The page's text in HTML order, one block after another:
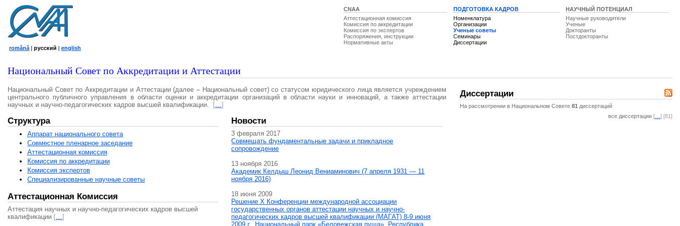
CNAA
Аттестационная комиссия
Комиссия по аккредитации
Комиссия по экспертов
Распоряжения, инструкции
Нормативные акты
ПОДГОТОВКА КАДРОВ
Номенклатура
Организации
Ученые советы
Семинары
Диссертации
НАУЧНЫЙ ПОТЕНЦИАЛ
Научные руководители
Ученые
Докторанты
Постдокторанты
română | русский | english
Национальный Совет по Аккредитации и Аттестации
Национальный Совет по Аккредитации и Аттестации (далее – Национальный совет) со статусом юридического лица является учреждением
центрального публичного управления в области оценки и аккредитации организаций в области науки и инноваций, а также аттестации
научных и научно-педагогических кадров высшей квалификации.
[…]
Структура
Аппарат национального совета
Совместное пленарное заседание
Аттестационная комисcия
Комиссия по аккредитации
Комиссия экспертов
Специализированные научные советы
Аттестационная Комиссия
Аттестация научных и научно-педагогических кадров высшей
квалификации […]
Новости
3 февраля 2017
Совмещать фундаментальные задачи и прикладное
сопровождение
13 ноября 2016
Академик Келдыш Леонид Вениаминович (7 апреля 1931 — 11
ноября 2016)
18 июня 2009
Решение X Конференции международной ассоциации
государственных органов аттестации научных и научно-
педагогических кадров высшей квалификации (МАГAT) 8-9 июня
2009 г., Национальный парк «Беловежская пуща», Республика
Диссертации
На рассмотрении в Национальном Совете 81 диссертаций
все диссертации [ ] [81]